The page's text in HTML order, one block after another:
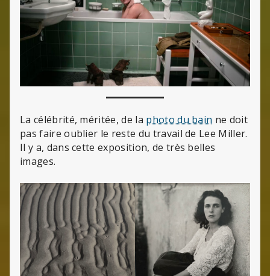
La célébrité, méritée, de la photo du bain ne doit
pas faire oublier le reste du travail de Lee Miller.
Il y a, dans cette exposition, de très belles
images.